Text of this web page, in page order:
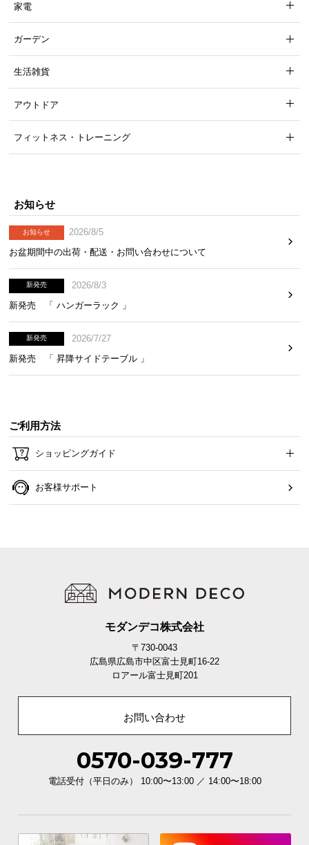
ベッドフレームとマットレスが一緒になったセットもお選びいただけま
家電
ガーデン
生活雑貨
アウトドア
フィットネス・トレーニング
お知らせ
お知らせ
2026/8/5
お盆期間中の出荷・配送・お問い合わせについて
新発売
2026/8/3
新発売 「 ハンガーラック 」
新発売
2026/7/27
新発売 「 昇降サイドテーブル 」
ご利用方法
ショッピングガイド
お客様サポート
モダンデコ株式会社
〒730-0043
広島県広島市中区富士見町16-22
ロアール富士見町201
お問い合わせ
0570-039-777
電話受付（平日のみ） 10:00〜13:00 ／ 14:00〜18:00